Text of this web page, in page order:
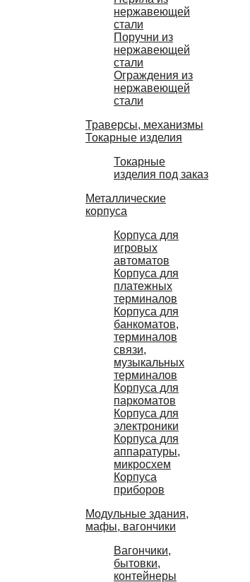
нержавеющей
стали
Поручни из
нержавеющей
стали
Ограждения из
нержавеющей
стали
Траверсы, механизмы
Токарные изделия
Токарные
изделия под заказ
Металлические
корпуса
Корпуса для
игровых
автоматов
Корпуса для
платежных
терминалов
Корпуса для
банкоматов,
терминалов
связи,
музыкальных
терминалов
Корпуса для
паркоматов
Корпуса для
электроники
Корпуса для
аппаратуры,
микросхем
Корпуса
приборов
Модульные здания,
мафы, вагончики
Вагончики,
бытовки,
контейнеры